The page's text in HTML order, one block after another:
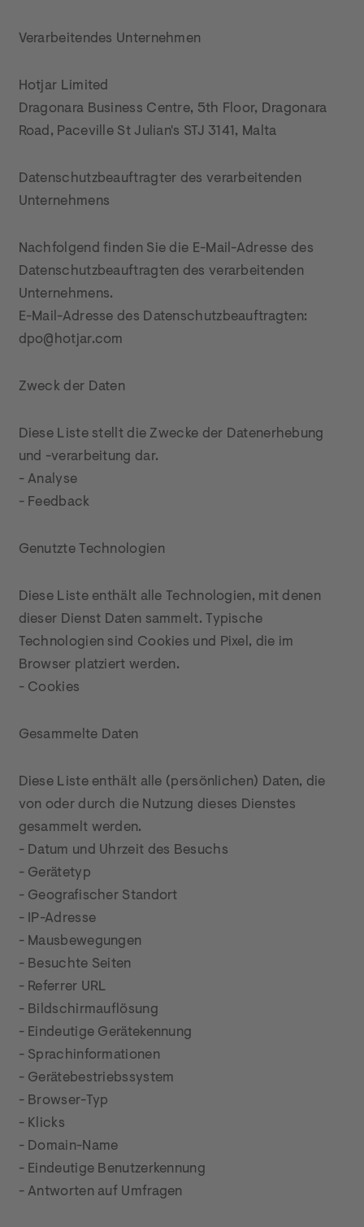
Verarbeitendes Unternehmen
Hotjar Limited
Dragonara Business Centre, 5th Floor, Dragonara
Road, Paceville St Julian's STJ 3141, Malta
Datenschutzbeauftragter des verarbeitenden
Unternehmens
Nachfolgend finden Sie die E-Mail-Adresse des
Datenschutzbeauftragten des verarbeitenden
Unternehmens.
E-Mail-Adresse des Datenschutzbeauftragten:
dpo@hotjar.com
Zweck der Daten
Diese Liste stellt die Zwecke der Datenerhebung
und -verarbeitung dar.
- Analyse
- Feedback
Genutzte Technologien
Diese Liste enthält alle Technologien, mit denen
dieser Dienst Daten sammelt. Typische
Technologien sind Cookies und Pixel, die im
Browser platziert werden.
- Cookies
Gesammelte Daten
Diese Liste enthält alle (persönlichen) Daten, die
von oder durch die Nutzung dieses Dienstes
gesammelt werden.
- Datum und Uhrzeit des Besuchs
- Gerätetyp
- Geografischer Standort
- IP-Adresse
- Mausbewegungen
- Besuchte Seiten
- Referrer URL
- Bildschirmauflösung
- Eindeutige Gerätekennung
- Sprachinformationen
- Gerätebestriebssystem
- Browser-Typ
- Klicks
- Domain-Name
- Eindeutige Benutzerkennung
- Antworten auf Umfragen